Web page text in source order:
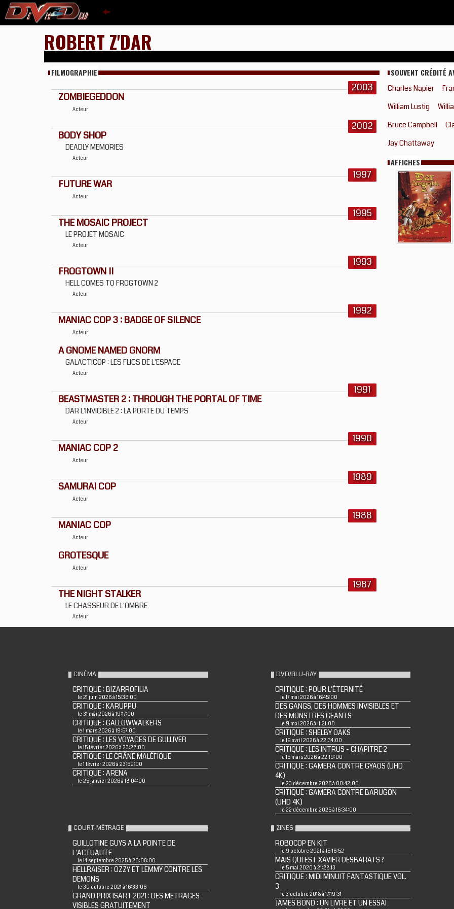
ROBERT Z'DAR
FILMOGRAPHIE
2003
ZOMBIEGEDDON
Acteur
2002
BODY SHOP
DEADLY MEMORIES
Acteur
1997
FUTURE WAR
Acteur
1995
THE MOSAIC PROJECT
LE PROJET MOSAIC
Acteur
1993
FROGTOWN II
HELL COMES TO FROGTOWN 2
Acteur
1992
MANIAC COP 3 : BADGE OF SILENCE
Acteur
A GNOME NAMED GNORM
GALACTICOP : LES FLICS DE L'ESPACE
Acteur
1991
BEASTMASTER 2 : THROUGH THE PORTAL OF TIME
DAR L'INVICIBLE 2 : LA PORTE DU TEMPS
Acteur
1990
MANIAC COP 2
Acteur
1989
SAMURAI COP
Acteur
1988
MANIAC COP
Acteur
GROTESQUE
Acteur
1987
THE NIGHT STALKER
LE CHASSEUR DE L'OMBRE
Acteur
SOUVENT CRÉDITÉ
Charles Napier
William Lustig
Bruce Campbell
Jay Chattaway
AFFICHES
CINÉMA
CRITIQUE : BIZARROFILIA
le 21 juin 2026 à 15:36:00
CRITIQUE : KARUPPU
le 31 mai 2026 à 19:17:00
CRITIQUE : GALLOWWALKERS
le 1 mars 2026 à 19:57:00
CRITIQUE : LES VOYAGES DE GULLIVER
le 15 février 2026 à 23:28:00
CRITIQUE : LE CRÂNE MALÉFIQUE
le 1 février 2026 à 23:59:00
CRITIQUE : ARENA
le 25 janvier 2026 à 18:04:00
DVD/BLU-RAY
CRITIQUE : POUR L'ÉTERNITÉ
le 17 mai 2026 à 16:45:00
DES GANGS, DES HOMMES INVISIBLES ET
DES MONSTRES GEANTS
le 9 mai 2026 à 11:21:00
CRITIQUE : SHELBY OAKS
le 19 avril 2026 à 22:34:00
CRITIQUE : LES INTRUS - CHAPITRE 2
le 15 mars 2026 à 22:19:00
CRITIQUE : GAMERA CONTRE GYAOS (UHD
4K)
le 23 décembre 2025 à 00:42:00
CRITIQUE : GAMERA CONTRE BARUGON
(UHD 4K)
le 22 décembre 2025 à 16:34:00
COURT-MÉTRAGE
GUILLOTINE GUYS A LA POINTE DE
L'ACTUALITE
le 14 septembre 2025 à 20:08:00
HELLRAISER : OZZY ET LEMMY CONTRE LES
DEMONS
le 30 octobre 2021 à 16:33:06
GRAND PRIX ISART 2021 : DES METRAGES
VISIBLES GRATUITEMENT
ZINES
ROBOCOP EN KIT
le 9 octobre 2021 à 15:16:52
MAIS QUI EST XAVIER DESBARATS ?
le 5 mai 2020 à 21:28:13
CRITIQUE : MIDI MINUIT FANTASTIQUE VOL.
3
le 3 octobre 2018 à 17:19:31
JAMES BOND : UN LIVRE ET UN ESSAI